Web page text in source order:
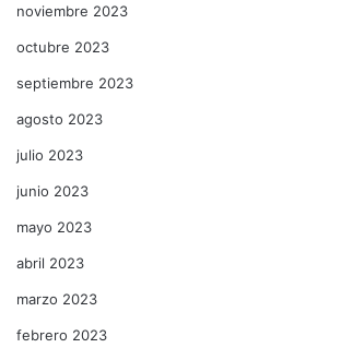
noviembre 2023
octubre 2023
septiembre 2023
agosto 2023
julio 2023
junio 2023
mayo 2023
abril 2023
marzo 2023
febrero 2023